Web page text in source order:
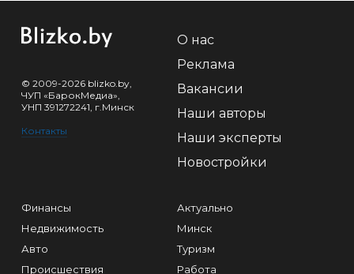
© 2009-2026 blizko.by,
ЧУП «БарокМедиа»,
УНП 391272241, г.Минск
Контакты
О нас
Реклама
Вакансии
Наши авторы
Наши эксперты
Новостройки
Финансы
Недвижимость
Авто
Происшествия
Актуально
Минск
Туризм
Работа